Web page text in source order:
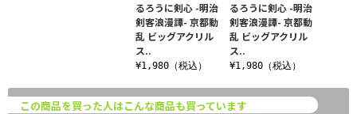
るろうに剣心 -明治
剣客浪漫譚- 京都動
乱 ビッグアクリル
ス..
¥1,980（税込）
るろうに剣心 -明治
剣客浪漫譚- 京都動
乱 ビッグアクリル
ス..
¥1,980（税込）
この商品を買った人はこんな商品も買っています